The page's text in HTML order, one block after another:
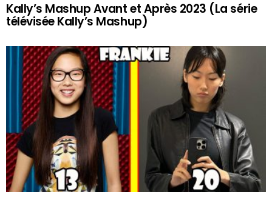
Kally’s Mashup Avant et Après 2023 (La série
télévisée Kally’s Mashup)